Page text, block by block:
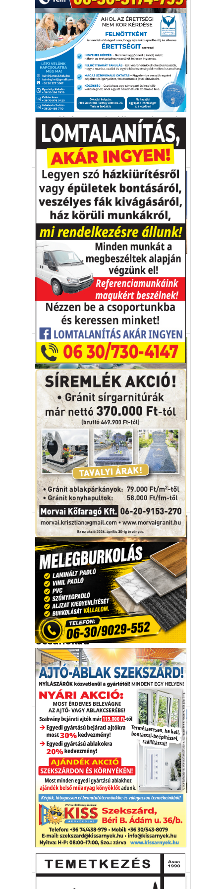
Környezetvédelem
Bélgázadó Dániában, a
klímasemlegesség jegyében
„Nagy lépést teszünk a klímasemlegessé
válás felé."
CO2 Dánia metán állattenyésztés
Környezetvédelem
Alternatív takarmány
Nárciszok lesznek a klímaválság
problémájának megoldói?
szarvasmarha nárcisz takarmány CO2
Környezetvédelem
Biogén CO2, a jövő aranya?
A dán gazdák egy kiaknázatlan
aranybányán ülnek, mert már most nagy a
kereslet a biogén CO2 iránt.
Dánia biogáz CO2-kibocsátás
Környezetvédelem
Őrült terv a felmelegedés
ellen: trágyázzuk vassal az
óceánokat!
Az ötlet több mint harmincéves, de most
ismét elővették és megvizsgálták.
környezettudatosság óceán CO2-kibocsátás
Környezetvédelem
Hajómotortól az üvegházig
A teherszállító hajók évente körülbelül 1
milliárd tonna CO2-ot juttatnak a légkörbe.
hajó teherhajó CO2 üvegház